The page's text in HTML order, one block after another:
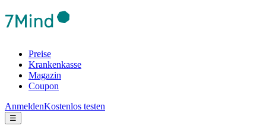
Preise
Krankenkasse
Magazin
Coupon
AnmeldenKostenlos testen
☰